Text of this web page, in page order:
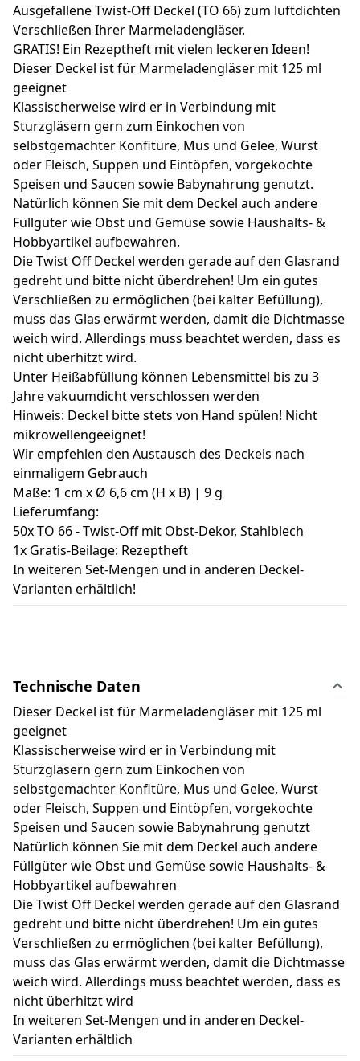
Ausgefallene Twist-Off Deckel (TO 66) zum luftdichten
Verschließen Ihrer Marmeladengläser.
GRATIS! Ein Rezeptheft mit vielen leckeren Ideen!
Dieser Deckel ist für Marmeladengläser mit 125 ml
geeignet
Klassischerweise wird er in Verbindung mit
Sturzgläsern gern zum Einkochen von
selbstgemachter Konfitüre, Mus und Gelee, Wurst
oder Fleisch, Suppen und Eintöpfen, vorgekochte
Speisen und Saucen sowie Babynahrung genutzt.
Natürlich können Sie mit dem Deckel auch andere
Füllgüter wie Obst und Gemüse sowie Haushalts- &
Hobbyartikel aufbewahren.
Die Twist Off Deckel werden gerade auf den Glasrand
gedreht und bitte nicht überdrehen! Um ein gutes
Verschließen zu ermöglichen (bei kalter Befüllung),
muss das Glas erwärmt werden, damit die Dichtmasse
weich wird. Allerdings muss beachtet werden, dass es
nicht überhitzt wird.
Unter Heißabfüllung können Lebensmittel bis zu 3
Jahre vakuumdicht verschlossen werden
Hinweis: Deckel bitte stets von Hand spülen! Nicht
mikrowellengeeignet!
Wir empfehlen den Austausch des Deckels nach
einmaligem Gebrauch
Maße: 1 cm x Ø 6,6 cm (H x B) | 9 g
Lieferumfang:
50x TO 66 - Twist-Off mit Obst-Dekor, Stahlblech
1x Gratis-Beilage: Rezeptheft
In weiteren Set-Mengen und in anderen Deckel-
Varianten erhältlich!
Technische Daten
Dieser Deckel ist für Marmeladengläser mit 125 ml
geeignet
Klassischerweise wird er in Verbindung mit
Sturzgläsern gern zum Einkochen von
selbstgemachter Konfitüre, Mus und Gelee, Wurst
oder Fleisch, Suppen und Eintöpfen, vorgekochte
Speisen und Saucen sowie Babynahrung genutzt
Natürlich können Sie mit dem Deckel auch andere
Füllgüter wie Obst und Gemüse sowie Haushalts- &
Hobbyartikel aufbewahren
Die Twist Off Deckel werden gerade auf den Glasrand
gedreht und bitte nicht überdrehen! Um ein gutes
Verschließen zu ermöglichen (bei kalter Befüllung),
muss das Glas erwärmt werden, damit die Dichtmasse
weich wird. Allerdings muss beachtet werden, dass es
nicht überhitzt wird
In weiteren Set-Mengen und in anderen Deckel-
Varianten erhältlich